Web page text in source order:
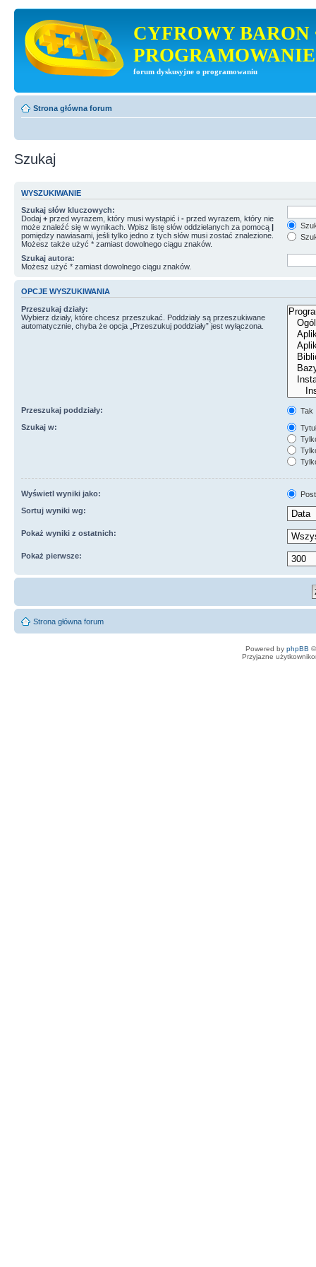
CYFROWY BARON
PROGRAMOWANIE
forum dyskusyjne o programowaniu
Strona główna forum
Szukaj
WYSZUKIWANIE
Szukaj słów kluczowych:
Dodaj + przed wyrazem, który musi wystąpić i - przed wyrazem, który nie
może znaleźć się w wynikach. Wpisz listę słów oddzielanych za pomocą |
pomiędzy nawiasami, jeśli tylko jedno z tych słów musi zostać znalezione.
Możesz także użyć * zamiast dowolnego ciągu znaków.
Szukaj autora:
Możesz użyć * zamiast dowolnego ciągu znaków.
OPCJE WYSZUKIWANIA
Przeszukaj działy:
Wybierz działy, które chcesz przeszukać. Poddziały są przeszukiwane
automatycznie, chyba że opcja „Przeszukuj poddziały” jest wyłączona.
Przeszukaj poddziały:
Tak
Szukaj w:
Wyświetl wyniki jako:
Sortuj wyniki wg:
Pokaż wyniki z ostatnich:
Pokaż pierwsze:
Strona główna forum
Powered by phpBB
Przyjazne